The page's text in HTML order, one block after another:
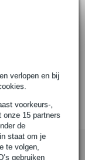
verlopen en bij
voorkeurs-,
15 partners
de
staat om je
te volgen,
gebruiken